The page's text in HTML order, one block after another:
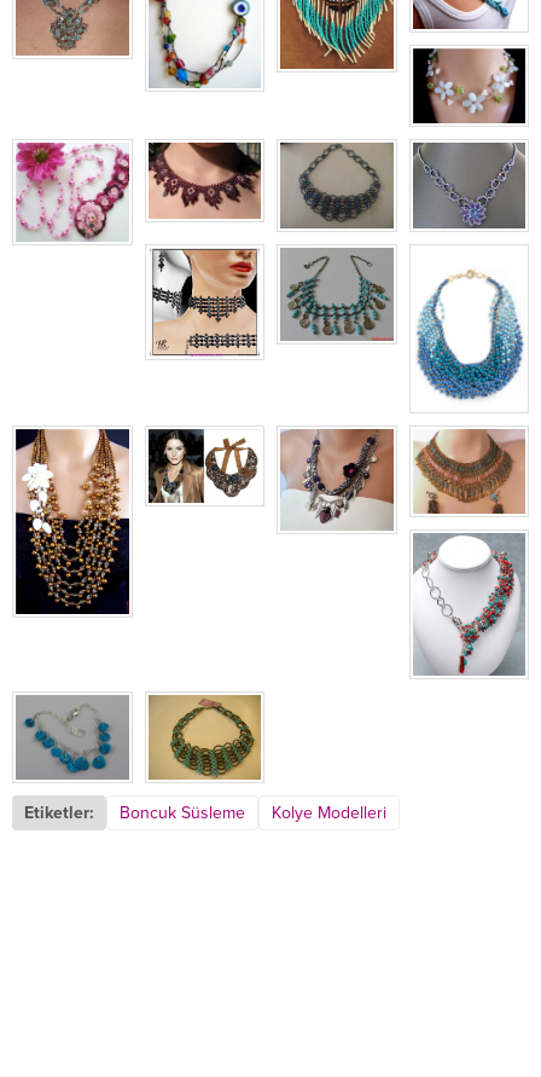
Etiketler: Boncuk Süsleme Kolye Modelleri